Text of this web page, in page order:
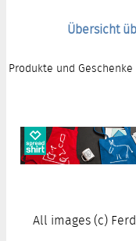
Übersicht
Produkte und
All images (c)